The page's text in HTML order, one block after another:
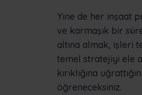
Yine de her inşaat
ve karmaşık bir
altına almak, işleri
temel stratejiyi ele
kırıklığına
öğreneceksiniz.